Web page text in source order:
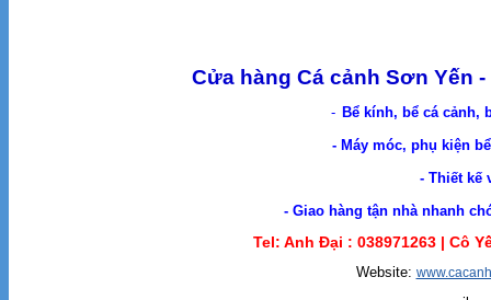
Cửa hàng Cá cảnh Sơn Yến
- Bể kính, bể cá cảnh,
- Máy móc, phụ kiện
- Thiết kế
- Giao hàng tận nhà nhanh chóng. Cá
Tel: Anh Đại : 038971263 | Cô
Website: